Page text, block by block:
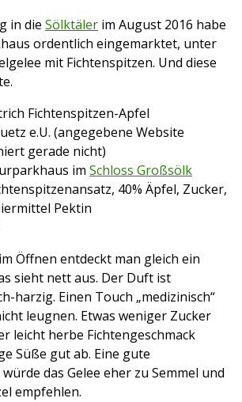
in die Sölktäler im August 2016 habe
ordentlich eingemarktet, unter
mit Fichtenspitzen. Und diese
Fichtenspitzen-Apfel
e.U. (angegebene Website
gerade nicht)
im Schloss Großsölk
40% Äpfel, Zucker,
Pektin
Öffnen entdeckt man gleich ein
sieht nett aus. Der Duft ist
harzig. Einen Touch „medizinisch“
leugnen. Etwas weniger Zucker
leicht herbe Fichtengeschmack
Süße gut ab. Eine gute
das Gelee eher zu Semmel und
empfehlen.